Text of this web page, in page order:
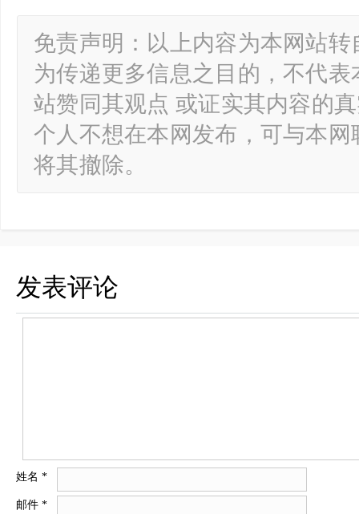
免责声明：以上内容为本网站
为传递更多信息之目的，不代
站赞同其观点 或证实其内容的
个人不想在本网发布，可与本
将其撤除。
发表评论
姓名 *
邮件 *